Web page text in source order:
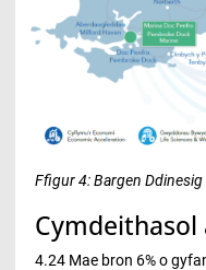
Ffigur 4: Bargen
4.24 Mae bron 6% o